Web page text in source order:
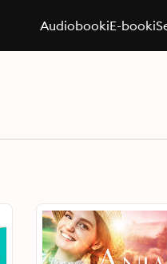
AudiobookiE-booki